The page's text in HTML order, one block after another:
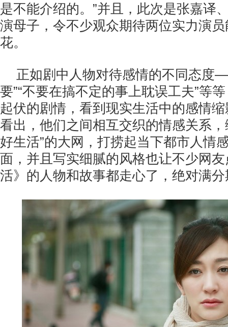
是不能介绍的。”并且，此次是张嘉译
演母子，令不少观众期待两位实力演
花。
正如剧中人物对待感情的不同态度
要”“不要在搞不定的事上耽误工夫”等
起伏的剧情，看到现实生活中的感情
看出，他们之间相互交织的情感关系
好生活”的大网，打捞起当下都市人情
面，并且写实细腻的风格也让不少网
活》的人物和故事都走心了，绝对满分